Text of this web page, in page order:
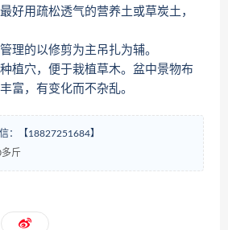
好用疏松透气的营养土或草炭土，
理的以修剪为主吊扎为辅。
植穴，便于栽植草木。盆中景物布
富，有变化而不杂乱。
：【18827251684】
斤